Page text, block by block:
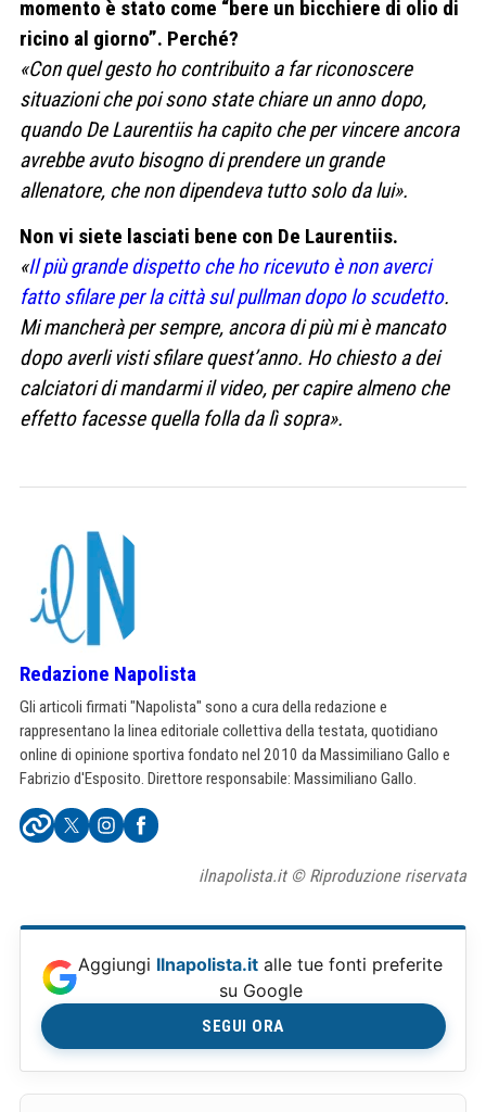
momento è stato come “bere un bicchiere di olio di
ricino al giorno”. Perché?
«Con quel gesto ho contribuito a far riconoscere
situazioni che poi sono state chiare un anno dopo,
quando De Laurentiis ha capito che per vincere ancora
avrebbe avuto bisogno di prendere un grande
allenatore, che non dipendeva tutto solo da lui».
Non vi siete lasciati bene con De Laurentiis.
«Il più grande dispetto che ho ricevuto è non averci
fatto sfilare per la città sul pullman dopo lo scudetto.
Mi mancherà per sempre, ancora di più mi è mancato
dopo averli visti sfilare quest’anno. Ho chiesto a dei
calciatori di mandarmi il video, per capire almeno che
effetto facesse quella folla da lì sopra».
Redazione Napolista
Gli articoli firmati "Napolista" sono a cura della redazione e
rappresentano la linea editoriale collettiva della testata, quotidiano
online di opinione sportiva fondato nel 2010 da Massimiliano Gallo e
Fabrizio d'Esposito. Direttore responsabile: Massimiliano Gallo.
ilnapolista.it © Riproduzione riservata
Aggiungi Ilnapolista.it alle tue fonti preferite
su Google
SEGUI ORA